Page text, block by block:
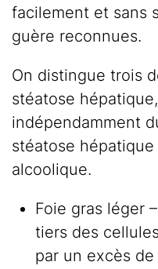
facilement et sans
guère reconnues.
On distingue trois
stéatose
indépendamment
stéatose
alcoolique.
Foie gras léger
tiers des
par un excès de